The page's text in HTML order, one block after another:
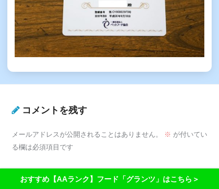
コメントを残す
メールアドレスが公開されることはありません。 ※ が付いてい
る欄は必須項目です
おすすめ【AAランク】フード「グランツ」はこちら＞